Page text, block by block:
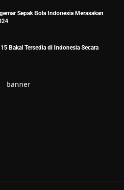
Sepak Bola Indonesia Merasakan
Bakal Tersedia di Indonesia Secara